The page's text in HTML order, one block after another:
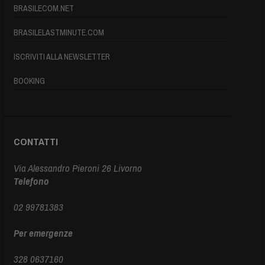
BRASILECOM.NET
BRASILELASTMINUTE.COM
ISCRIVITI ALLA NEWSLETTER
BOOKING
CONTATTI
Via Alessandro Pieroni 26 Livorno
Telefono
02 99781383
Per emergenze
328 0637160